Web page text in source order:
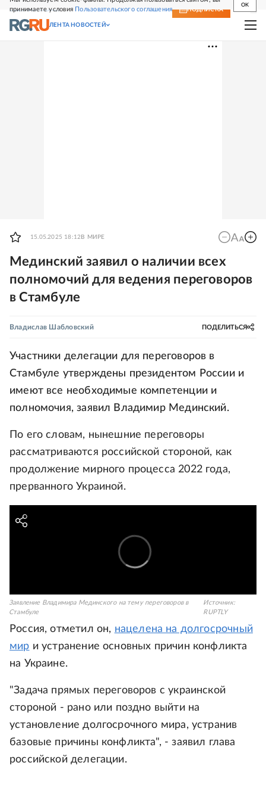
принимаете условия Пользовательского соглашения
OK
СВЕЖИЙ НОМЕР ПОДПИСКА
ЛЕНТА НОВОСТЕЙ
15.05.2025 18:12 В МИРЕ
Мединский заявил о наличии всех
полномочий для ведения переговоров
в Стамбуле
Владислав Шабловский ПОДЕЛИТЬСЯ
Участники делегации для переговоров в
Стамбуле утверждены президентом России и
имеют все необходимые компетенции и
полномочия, заявил Владимир Мединский.
По его словам, нынешние переговоры
рассматриваются российской стороной, как
продолжение мирного процесса 2022 года,
прерванного Украиной.
Заявление Владимира Мединского на тему переговоров в
Стамбуле
Источник:
RUPTLY
Россия, отметил он, нацелена на долгосрочный
мир и устранение основных причин конфликта
на Украине.
"Задача прямых переговоров с украинской
стороной - рано или поздно выйти на
установление долгосрочного мира, устранив
базовые причины конфликта", - заявил глава
российской делегации.